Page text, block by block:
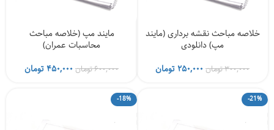
خلاصه مباحث نقشه برداری (مایند
مپ) دانلودی
۳۰۰,۰۰۰تومانقیمت
۲۵۰,۰۰۰تومانقیمت
۲۵۰,۰۰۰ تومان
است.
مایند مپ (خلاصه مباحث
محاسبات عمران)
۶۰۰,۰۰۰تومانقیمت
۴۵۰,۰۰۰تومانقیمت
-21%
-18%